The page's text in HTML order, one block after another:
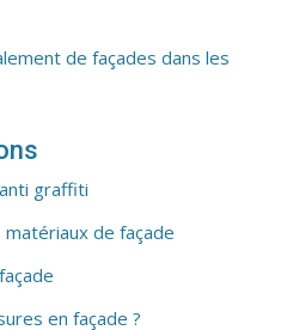
de façades dans les
graffiti
de façade
en façade ?